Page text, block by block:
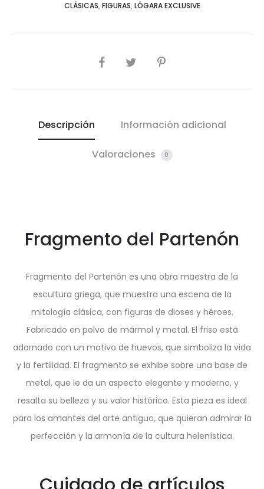
CLÁSICAS, FIGURAS, LÓGARA EXCLUSIVE
COMPARTIR
Descripción Información adicional
Valoraciones 0
Fragmento del Partenón
Fragmento del Partenón es una obra maestra de la
escultura griega, que muestra una escena de la
mitología clásica, con figuras de dioses y héroes.
Fabricado en polvo de mármol y metal. El friso está
adornado con un motivo de huevos, que simboliza la vida
y la fertilidad. El fragmento se exhibe sobre una base de
metal, que le da un aspecto elegante y moderno, y
resalta su belleza y su valor histórico. Esta pieza es ideal
para los amantes del arte antiguo, que quieran admirar la
perfección y la armonía de la cultura helenística.